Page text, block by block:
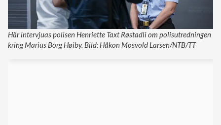
Här intervjuas polisen Henriette Taxt Røstadli om polisutredningen
kring Marius Borg Høiby. Bild: Håkon Mosvold Larsen/NTB/TT